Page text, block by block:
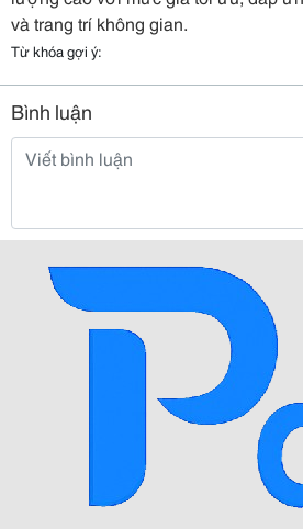
và trang trí không gian.
Từ khóa gợi ý:
Bình luận